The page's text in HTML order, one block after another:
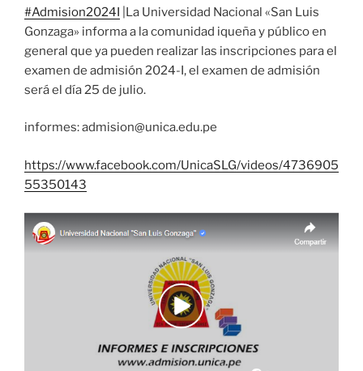
#Admision2024I |La Universidad Nacional «San Luis
Gonzaga» informa a la comunidad iqueña y público en
general que ya pueden realizar las inscripciones para el
examen de admisión 2024-I, el examen de admisión
será el día 25 de julio.
informes: admision@unica.edu.pe
https://www.facebook.com/UnicaSLG/videos/4736905
55350143